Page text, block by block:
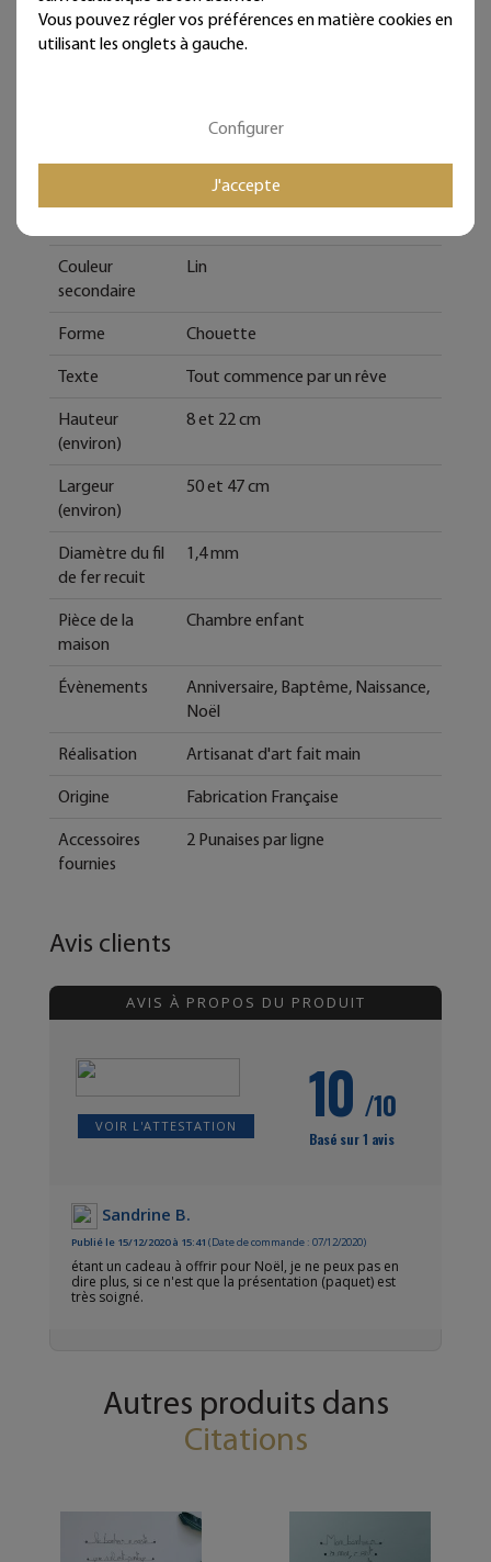
Type de bijoux Citation colorée
100% Coton
Couleur
secondaire
Lin
Forme Chouette
Texte Tout commence par un rêve
Hauteur
(environ)
8 et 22 cm
Largeur
(environ)
50 et 47 cm
Diamètre du fil
de fer recuit
1,4 mm
Pièce de la
maison
Chambre enfant
Évènements
Anniversaire, Baptême, Naissance,
Noël
Réalisation Artisanat d'art fait main
Origine Fabrication Française
Accessoires
fournies
2 Punaises par ligne
Avis clients
AVIS À PROPOS DU PRODUIT
VOIR L'ATTESTATION 10 /10
Basé sur 1 avis
Sandrine B.
Publié le 15/12/2020 à 15:41 (Date de commande : 07/12/2020)
étant un cadeau à offrir pour Noël, je ne peux pas en
dire plus, si ce n'est que la présentation (paquet) est
très soigné.
Autres produits dans
Citations
Vous pouvez régler vos préférences en matière cookies en
utilisant les onglets à gauche.
Configurer
J'accepte